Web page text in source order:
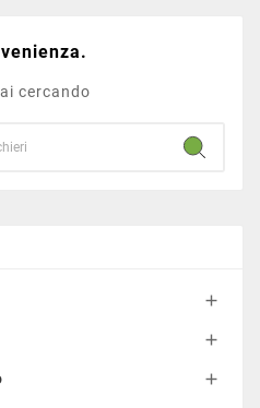
cercando


